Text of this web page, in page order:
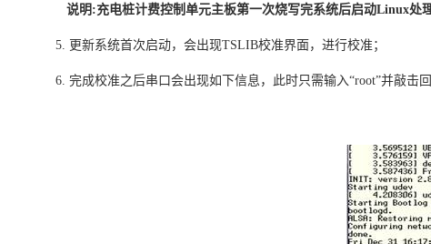
说明:充电桩计费控制单元主板第一次烧写完系统后启动Linux处
5. 更新系统首次启动，会出现TSLIB校准界面，进行校准；
6. 完成校准之后串口会出现如下信息，此时只需输入“root”并敲击回